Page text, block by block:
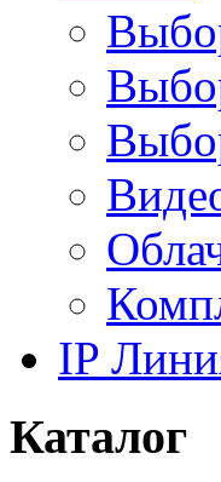
IP
Каталог